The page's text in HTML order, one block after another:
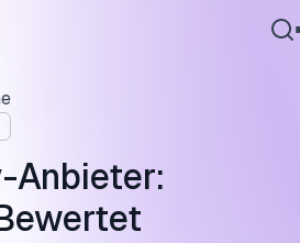
Anbieter:
Ergebnisse